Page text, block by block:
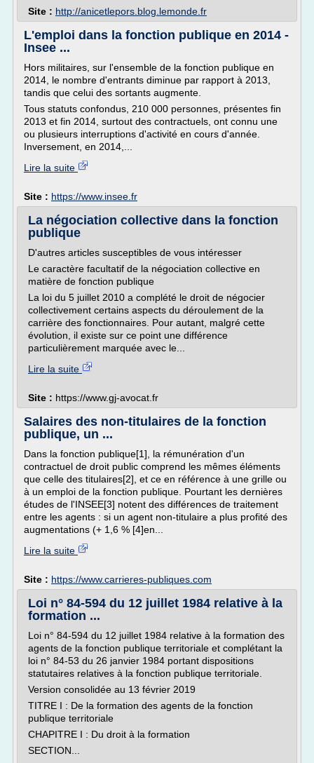
Site : http://anicetlepors.blog.lemonde.fr
L'emploi dans la fonction publique en 2014 -
Insee ...
Hors militaires, sur l'ensemble de la fonction publique en
2014, le nombre d'entrants diminue par rapport à 2013,
tandis que celui des sortants augmente.
Tous statuts confondus, 210 000 personnes, présentes fin
2013 et fin 2014, surtout des contractuels, ont connu une
ou plusieurs interruptions d'activité en cours d'année.
Inversement, en 2014,...
Lire la suite
Site : https://www.insee.fr
La négociation collective dans la fonction
publique
D'autres articles susceptibles de vous intéresser
Le caractère facultatif de la négociation collective en
matière de fonction publique
La loi du 5 juillet 2010 a complété le droit de négocier
collectivement certains aspects du déroulement de la
carrière des fonctionnaires. Pour autant, malgré cette
évolution, il existe sur ce point une différence
particulièrement marquée avec le...
Lire la suite
Site : https://www.gj-avocat.fr
Salaires des non-titulaires de la fonction
publique, un ...
Dans la fonction publique[1], la rémunération d'un
contractuel de droit public comprend les mêmes éléments
que celle des titulaires[2], et ce en référence à une grille ou
à un emploi de la fonction publique. Pourtant les dernières
études de l'INSEE[3] notent des différences de traitement
entre les agents : si un agent non-titulaire a plus profité des
augmentations (+ 1,6 % [4]en...
Lire la suite
Site : https://www.carrieres-publiques.com
Loi n° 84-594 du 12 juillet 1984 relative à la
formation ...
Loi n° 84-594 du 12 juillet 1984 relative à la formation des
agents de la fonction publique territoriale et complétant la
loi n° 84-53 du 26 janvier 1984 portant dispositions
statutaires relatives à la fonction publique territoriale.
Version consolidée au 13 février 2019
TITRE I : De la formation des agents de la fonction
publique territoriale
CHAPITRE I : Du droit à la formation
SECTION...